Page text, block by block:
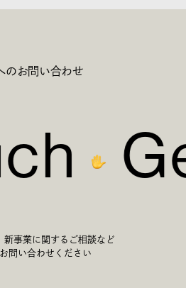
のお問い合わせ
新事業に関するご相談など
問い合わせください